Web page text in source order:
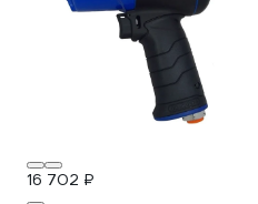
16 702 ₽